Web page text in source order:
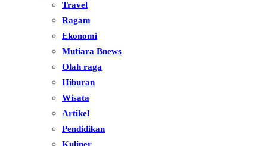
Travel
Ragam
Ekonomi
Mutiara Bnews
Olah raga
Hiburan
Wisata
Artikel
Pendidikan